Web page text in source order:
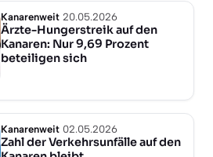
Kanarenweit 20.05.2026
Ärzte-Hungerstreik auf den
Kanaren: Nur 9,69 Prozent
beteiligen sich
Kanarenweit 02.05.2026
Zahl der Verkehrsunfälle auf den